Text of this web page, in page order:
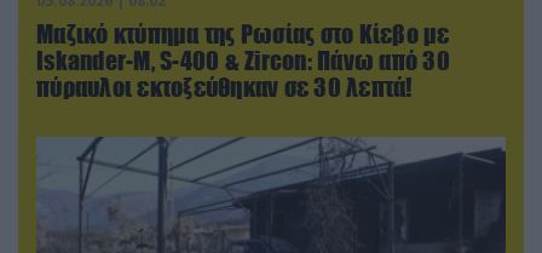
Μαζικό κτύπημα της Ρωσίας στο Κίεβο με
Iskander-Μ, S-400 & Zircon: Πάνω από 30
πύραυλοι εκτοξεύθηκαν σε 30 λεπτά!